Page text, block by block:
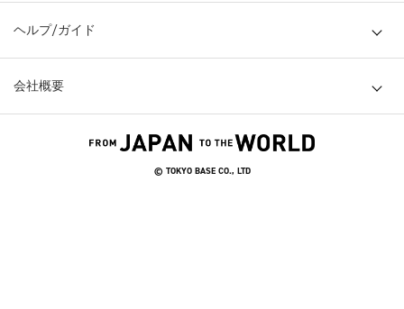
ヘルプ/ガイド
会社概要
© TOKYO BASE CO., LTD